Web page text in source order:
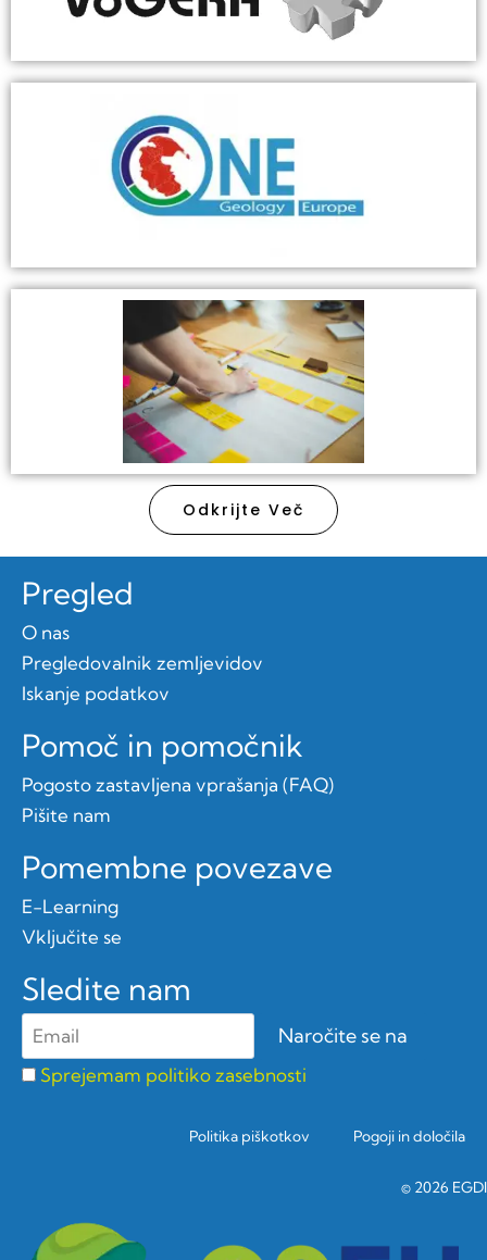
Odkrijte Več
Pregled
O nas
Pregledovalnik zemljevidov
Iskanje podatkov
Pomoč in pomočnik
Pogosto zastavljena vprašanja (FAQ)
Pišite nam
Pomembne povezave
E-Learning
Vključite se
Sledite nam
Sprejemam politiko zasebnosti
Politika piškotkov Pogoji in določila
© 2026 EGDI